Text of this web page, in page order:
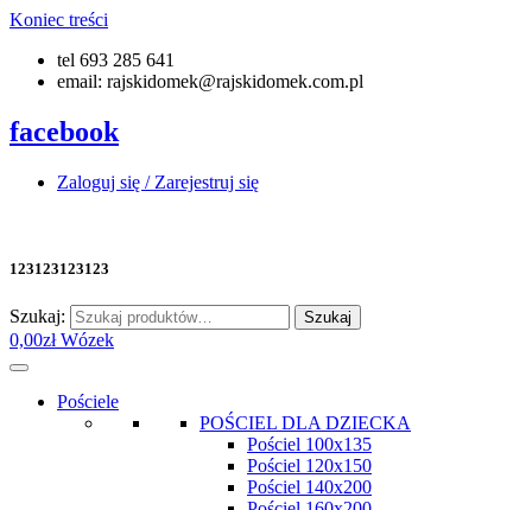
Koniec treści
tel 693 285 641
email: rajskidomek@rajskidomek.com.pl
facebook
Zaloguj się / Zarejestruj się
123123123123
Szukaj: Szukaj
0,00zł Wózek
Pościele
POŚCIEL DLA DZIECKA
Pościel 100x135
Pościel 120x150
Pościel 140x200